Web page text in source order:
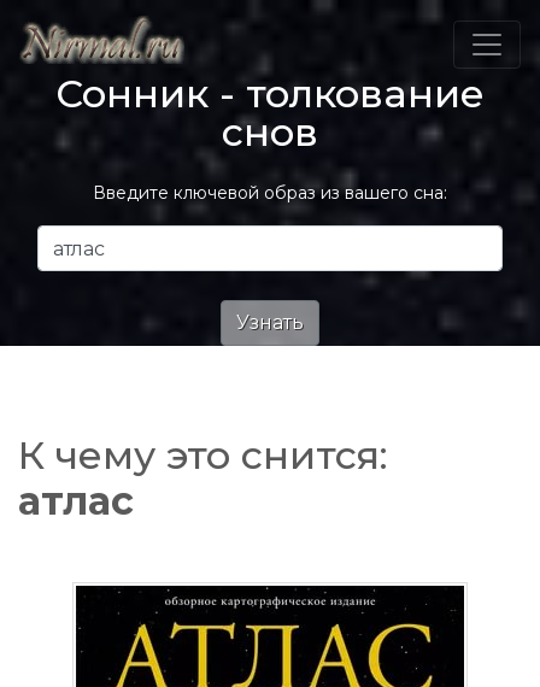
Сонник - толкование
снов
Введите ключевой образ из вашего сна:
К чему это снится:
атлас